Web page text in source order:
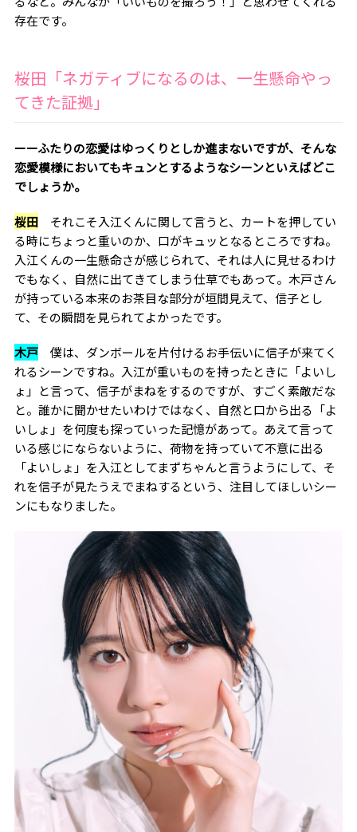
存在です。
桜田「ネガティブになるのは、一生懸命やっ
てきた証拠」
ーーふたりの恋愛はゆっくりとしか進まないですが、そんな
恋愛模様においてもキュンとするようなシーンといえばどこ
でしょうか。
桜田
それこそ入江くんに関して言うと、カートを押してい
る時にちょっと重いのか、口がキュッとなるところですね。
入江くんの一生懸命さが感じられて、それは人に見せるわけ
でもなく、自然に出てきてしまう仕草でもあって。木戸さん
が持っている本来のお茶目な部分が垣間見えて、信子とし
て、その瞬間を見られてよかったです。
木戸
僕は、ダンボールを片付けるお手伝いに信子が来てく
れるシーンですね。入江が重いものを持ったときに「よいし
ょ」と言って、信子がまねをするのですが、すごく素敵だな
と。誰かに聞かせたいわけではなく、自然と口から出る「よ
いしょ」を何度も探っていった記憶があって。あえて言って
いる感じにならないように、荷物を持っていて不意に出る
「よいしょ」を入江としてまずちゃんと言うようにして、そ
れを信子が見たうえでまねするという、注目してほしいシー
ンにもなりました。